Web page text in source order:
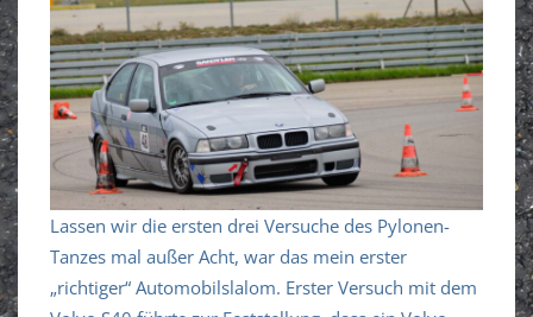
Lassen wir die ersten drei Versuche des Pylonen-
Tanzes mal außer Acht, war das mein erster
„richtiger“ Automobilslalom. Erster Versuch mit dem